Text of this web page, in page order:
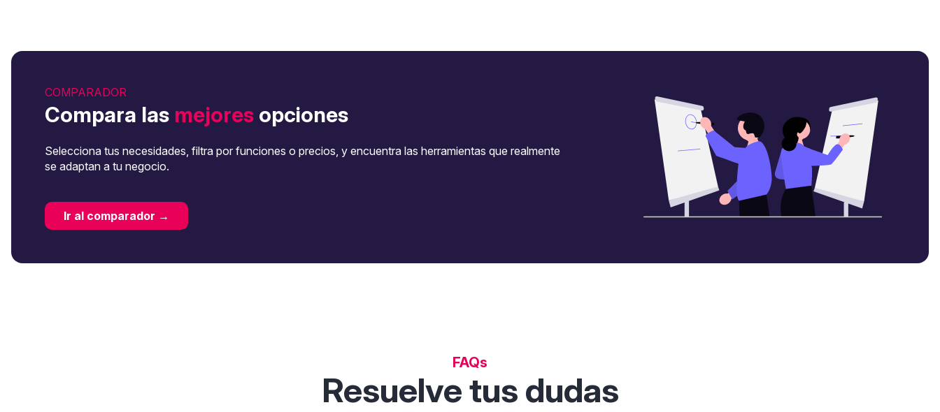
COMPARADOR
Compara las mejores opciones
Selecciona tus necesidades, filtra por funciones o precios, y encuentra las herramientas que realmente
se adaptan a tu negocio.
Ir al comparador →
FAQs
Resuelve tus dudas